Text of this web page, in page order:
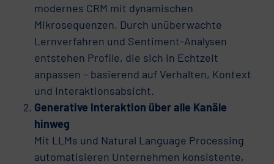
modernes CRM mit dynamischen
Mikrosequenzen. Durch unüberwachte
Lernverfahren und Sentiment-Analysen
entstehen Profile, die sich in Echtzeit
anpassen – basierend auf Verhalten, Kontext
und Interaktionsabsicht.
Generative Interaktion über alle Kanäle
hinweg
Mit LLMs und Natural Language Processing
automatisieren Unternehmen konsistente,